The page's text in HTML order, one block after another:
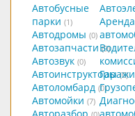
Автобусные
парки (1)
Автодромы (0)
Автозапчасти (9)
Автозвук (0)
Автоинструкторы (0)
Автоломбард (0)
Автомойки (7)
Аренда
Гаражи